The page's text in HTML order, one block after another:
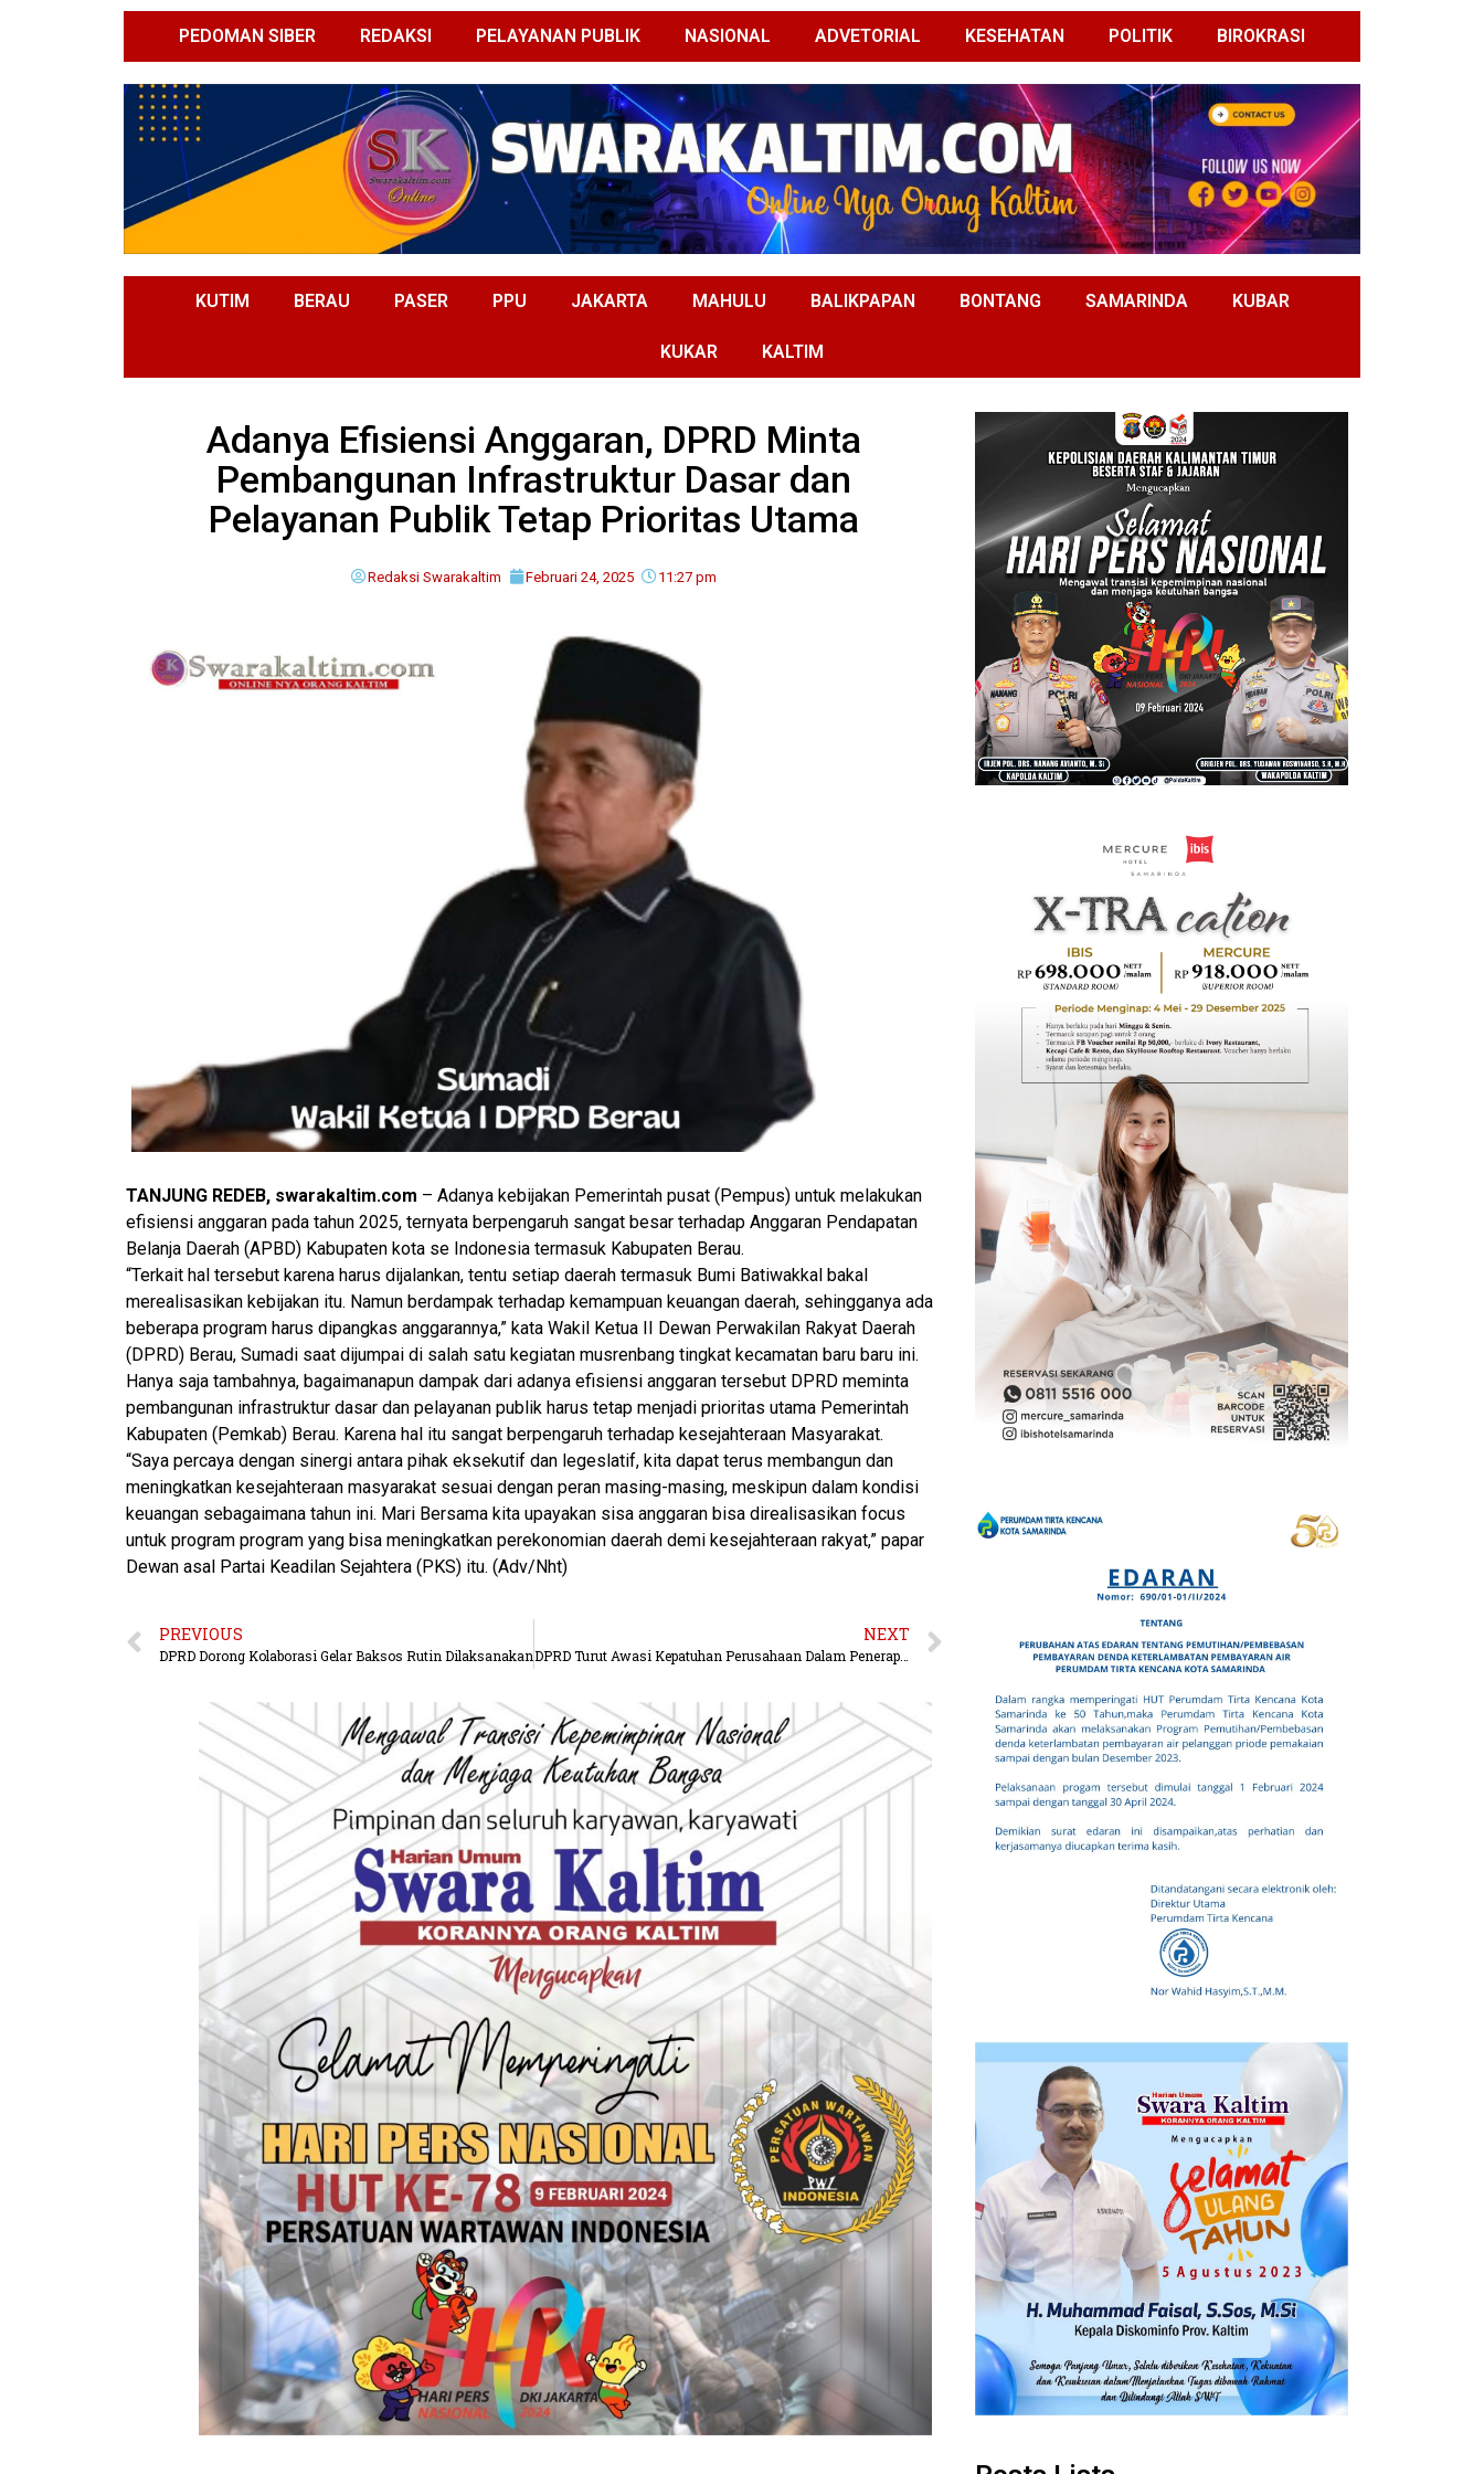
PEDOMAN SIBER REDAKSI PELAYANAN PUBLIK NASIONAL ADVETORIAL KESEHATAN POLITIK BIROKRASI
KUTIM BERAU PASER PPU JAKARTA MAHULU BALIKPAPAN BONTANG SAMARINDA KUBAR
KUKAR KALTIM
Adanya Efisiensi Anggaran, DPRD Minta
Pembangunan Infrastruktur Dasar dan
Pelayanan Publik Tetap Prioritas Utama
Redaksi Swarakaltim Februari 24, 2025 11:27 pm
TANJUNG REDEB, swarakaltim.com – Adanya kebijakan Pemerintah pusat (Pempus) untuk melakukan
efisiensi anggaran pada tahun 2025, ternyata berpengaruh sangat besar terhadap Anggaran Pendapatan
Belanja Daerah (APBD) Kabupaten kota se Indonesia termasuk Kabupaten Berau.
“Terkait hal tersebut karena harus dijalankan, tentu setiap daerah termasuk Bumi Batiwakkal bakal
merealisasikan kebijakan itu. Namun berdampak terhadap kemampuan keuangan daerah, sehingganya ada
beberapa program harus dipangkas anggarannya,” kata Wakil Ketua II Dewan Perwakilan Rakyat Daerah
(DPRD) Berau, Sumadi saat dijumpai di salah satu kegiatan musrenbang tingkat kecamatan baru baru ini.
Hanya saja tambahnya, bagaimanapun dampak dari adanya efisiensi anggaran tersebut DPRD meminta
pembangunan infrastruktur dasar dan pelayanan publik harus tetap menjadi prioritas utama Pemerintah
Kabupaten (Pemkab) Berau. Karena hal itu sangat berpengaruh terhadap kesejahteraan Masyarakat.
“Saya percaya dengan sinergi antara pihak eksekutif dan legeslatif, kita dapat terus membangun dan
meningkatkan kesejahteraan masyarakat sesuai dengan peran masing-masing, meskipun dalam kondisi
keuangan sebagaimana tahun ini. Mari Bersama kita upayakan sisa anggaran bisa direalisasikan focus
untuk program program yang bisa meningkatkan perekonomian daerah demi kesejahteraan rakyat,” papar
Dewan asal Partai Keadilan Sejahtera (PKS) itu. (Adv/Nht)
PREVIOUS
DPRD Dorong Kolaborasi Gelar Baksos Rutin Dilaksanakan
NEXT